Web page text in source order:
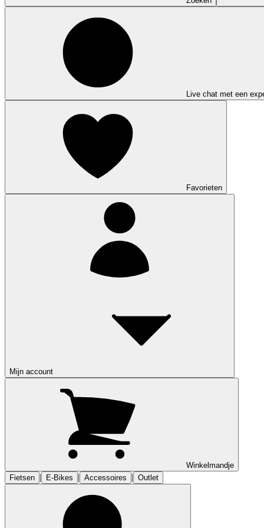
Live chat met een
Favorieten
Mijn account
Winkelmandje
Fietsen | E-Bikes | Accessoires | Outlet